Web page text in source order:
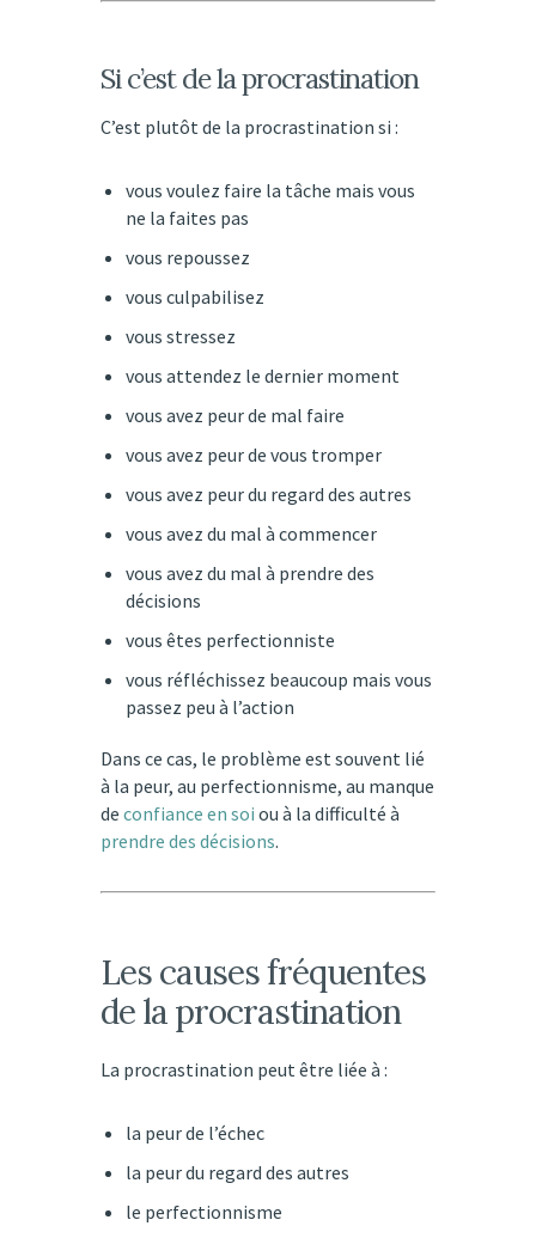
Si c’est de la procrastination
C’est plutôt de la procrastination si :
vous voulez faire la tâche mais vous
ne la faites pas
vous repoussez
vous culpabilisez
vous stressez
vous attendez le dernier moment
vous avez peur de mal faire
vous avez peur de vous tromper
vous avez peur du regard des autres
vous avez du mal à commencer
vous avez du mal à prendre des
décisions
vous êtes perfectionniste
vous réfléchissez beaucoup mais vous
passez peu à l’action
Dans ce cas, le problème est souvent lié
à la peur, au perfectionnisme, au manque
de confiance en soi ou à la difficulté à
prendre des décisions.
Les causes fréquentes
de la procrastination
La procrastination peut être liée à :
la peur de l’échec
la peur du regard des autres
le perfectionnisme